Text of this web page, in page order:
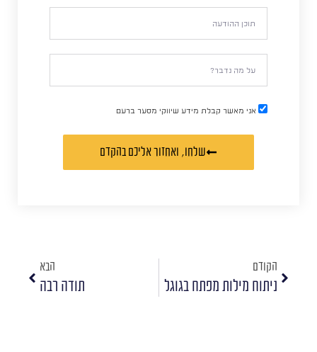
אני מאשר קבלת מידע שיווקי מסער ברעם
שלחו, ואחזור אליכם בהקדם
הקודם
ניתוח מילות מפתח בגוגל
הבא
תודה רבה